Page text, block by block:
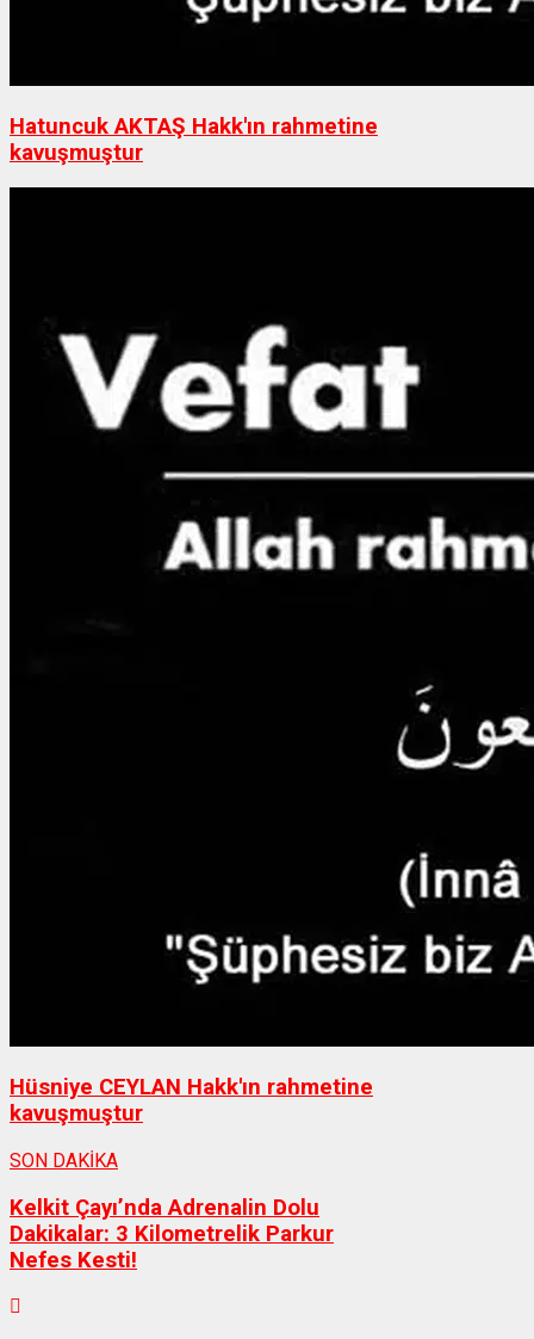
Hatuncuk AKTAŞ Hakk'ın rahmetine
kavuşmuştur
Hüsniye CEYLAN Hakk'ın rahmetine
kavuşmuştur
SON DAKİKA
Kelkit Çayı’nda Adrenalin Dolu
Dakikalar: 3 Kilometrelik Parkur
Nefes Kesti!